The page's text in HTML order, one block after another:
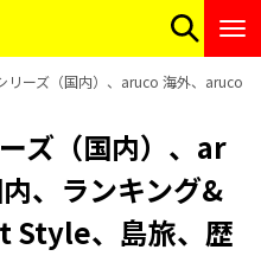
リーズ（国内）、aruco 海外、aruco
ズ（国内）、ar
、ランキング&
Style、島旅、歴